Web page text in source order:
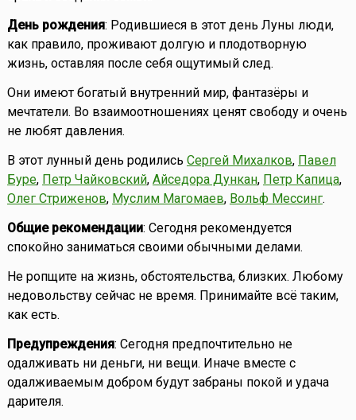
День рождения: Родившиеся в этот день Луны люди,
как правило, проживают долгую и плодотворную
жизнь, оставляя после себя ощутимый след.
Они имеют богатый внутренний мир, фантазёры и
мечтатели. Во взаимоотношениях ценят свободу и очень
не любят давления.
В этот лунный день родились Сергей Михалков, Павел
Буре, Петр Чайковский, Айседора Дункан, Петр Капица,
Олег Стриженов, Муслим Магомаев, Вольф Мессинг.
Общие рекомендации: Сегодня рекомендуется
спокойно заниматься своими обычными делами.
Не ропщите на жизнь, обстоятельства, близких. Любому
недовольству сейчас не время. Принимайте всё таким,
как есть.
Предупреждения: Сегодня предпочтительно не
одалживать ни деньги, ни вещи. Иначе вместе с
одалживаемым добром будут забраны покой и удача
дарителя.